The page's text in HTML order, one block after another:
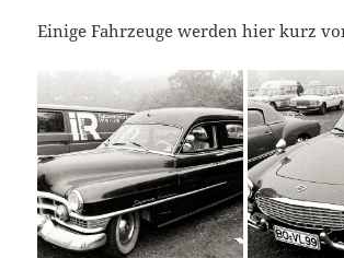
Einige Fahrzeuge werden hier kurz